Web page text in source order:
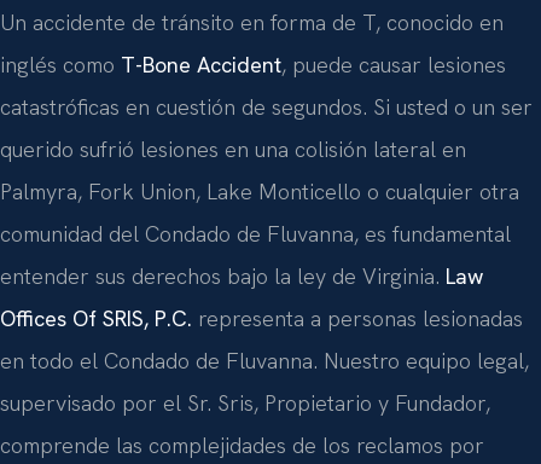
Un accidente de tránsito en forma de T, conocido en
inglés como T-Bone Accident, puede causar lesiones
catastróficas en cuestión de segundos. Si usted o un ser
querido sufrió lesiones en una colisión lateral en
Palmyra, Fork Union, Lake Monticello o cualquier otra
comunidad del Condado de Fluvanna, es fundamental
entender sus derechos bajo la ley de Virginia. Law
Offices Of SRIS, P.C. representa a personas lesionadas
en todo el Condado de Fluvanna. Nuestro equipo legal,
supervisado por el Sr. Sris, Propietario y Fundador,
comprende las complejidades de los reclamos por